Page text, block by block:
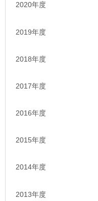
2020年度
2019年度
2018年度
2017年度
2016年度
2015年度
2014年度
2013年度